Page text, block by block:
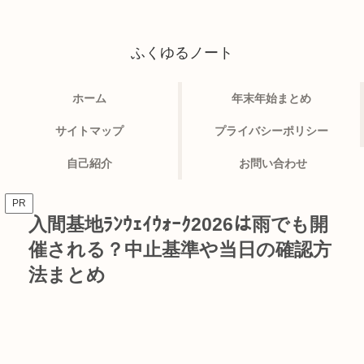
ふくゆるノート
ホーム 年末年始まとめ
サイトマップ プライバシーポリシー
自己紹介 お問い合わせ
PR
入間基地ﾗﾝｳｪｲｳｫｰｸ2026は雨でも開
催される？中止基準や当日の確認方
法まとめ